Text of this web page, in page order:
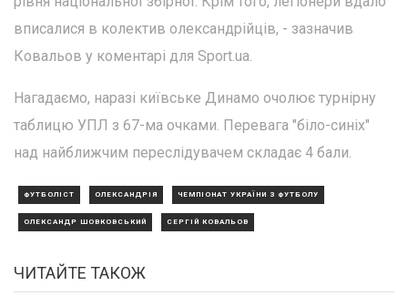
вписалися в колектив олександрійців, - зазначив
Ковальов у коментарі для Sport.ua.
Нагадаємо, наразі київське Динамо очолює турнірну
таблицю УПЛ з 67-ма очками. Перевага "біло-синіх"
над найближчим переслідувачем складає 4 бали.
ФУТБОЛІСТ ОЛЕКСАНДРІЯ ЧЕМПІОНАТ УКРАЇНИ З ФУТБОЛУ
ОЛЕКСАНДР ШОВКОВСЬКИЙ СЕРГІЙ КОВАЛЬОВ
ЧИТАЙТЕ ТАКОЖ